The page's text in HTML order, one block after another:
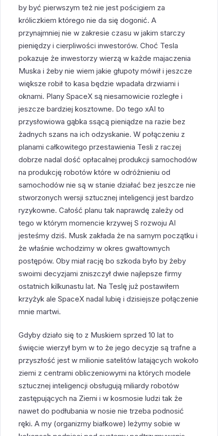
by być pierwszym też nie jest pościgiem za
króliczkiem którego nie da się dogonić. A
przynajmniej nie w zakresie czasu w jakim starczy
pieniędzy i cierpliwości inwestorów. Choć Tesla
pokazuje że inwestorzy wierzą w każde majaczenia
Muska i żeby nie wiem jakie głupoty mówił i jeszcze
większe robił to kasa będzie wpadała drzwiami i
oknami. Plany SpaceX są niesamowicie rozległe i
jeszcze bardziej kosztowne. Do tego xAI to
przysłowiowa gąbka ssącą pieniądze na razie bez
żadnych szans na ich odzyskanie. W połączeniu z
planami całkowitego przestawienia Tesli z raczej
dobrze nadal dość opłacalnej produkcji samochodów
na produkcję robotów które w odróżnieniu od
samochodów nie są w stanie działać bez jeszcze nie
stworzonych wersji sztucznej inteligencji jest bardzo
ryzykowne. Całość planu tak naprawdę zależy od
tego w którym momencie krzywej S rozwoju AI
jesteśmy dziś. Musk zakłada że na samym początku i
że właśnie wchodzimy w okres gwałtownych
postępów. Oby miał rację bo szkoda było by żeby
swoimi decyzjami zniszczył dwie najlepsze firmy
ostatnich kilkunastu lat. Na Teslę już postawiłem
krzyżyk ale SpaceX nadal lubię i dzisiejsze połączenie
mnie martwi.
Gdyby działo się to z Muskiem sprzed 10 lat to
święcie wierzył bym w to że jego decyzje są trafne a
przyszłość jest w milionie satelitów latających wokoło
ziemi z centrami obliczeniowymi na których modele
sztucznej inteligencji obsługują miliardy robotów
zastępujących na Ziemi i w kosmosie ludzi tak że
nawet do podłubania w nosie nie trzeba podnosić
ręki. A my (organizmy białkowe) leżymy sobie w